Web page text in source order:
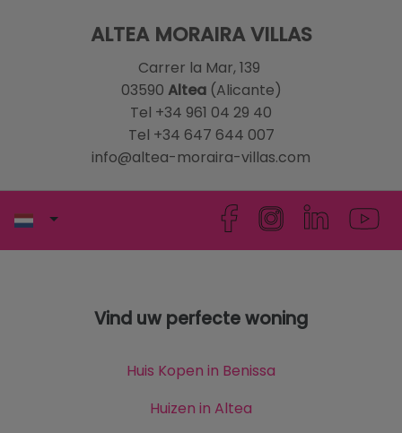
ALTEA MORAIRA VILLAS
Carrer la Mar, 139
03590 Altea(Alicante)
Tel +34 961 04 29 40
Tel +34 647 644 007
info@altea-moraira-villas.com
Vind uw perfecte woning
Huis Kopen in Benissa
Huizen in Altea